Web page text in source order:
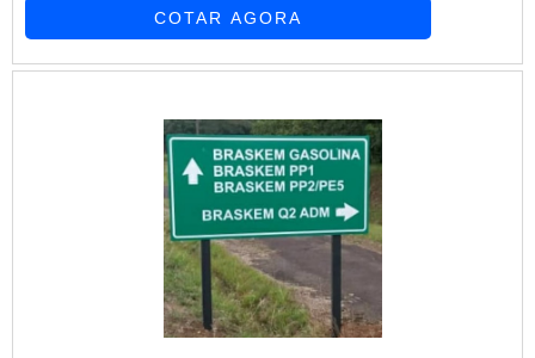
COTAR AGORA